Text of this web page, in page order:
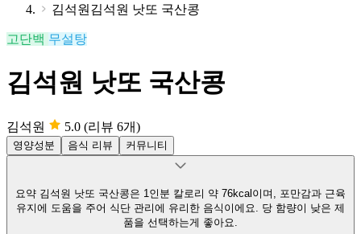
김석원김석원 낫또 국산콩
고단백 무설탕
김석원 낫또 국산콩
김석원 5.0 (리뷰 6개)
영양성분 음식 리뷰 커뮤니티
요약 김석원 낫또 국산콩은 1인분 칼로리 약 76kcal이며, 포만감과 근육
유지에 도움을 주어 식단 관리에 유리한 음식이에요. 당 함량이 낮은 제
품을 선택하는게 좋아요.